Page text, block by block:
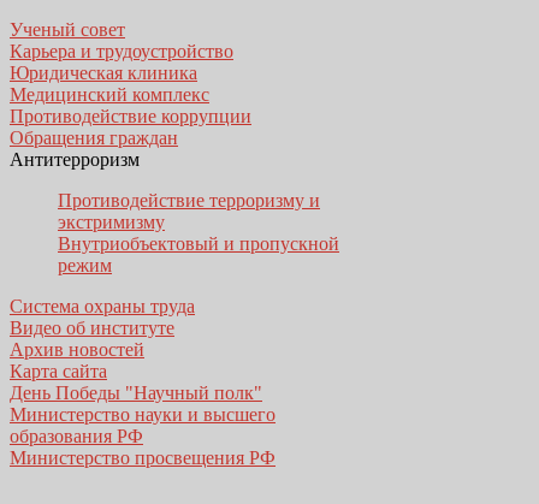
Ученый совет
Карьера и трудоустройство
Юридическая клиника
Медицинский комплекс
Противодействие коррупции
Обращения граждан
Антитерроризм
Противодействие терроризму и
экстримизму
Внутриобъектовый и пропускной
режим
Система охраны труда
Видео об институте
Архив новостей
Карта сайта
День Победы "Научный полк"
Министерство науки и высшего
образования РФ
Министерство просвещения РФ